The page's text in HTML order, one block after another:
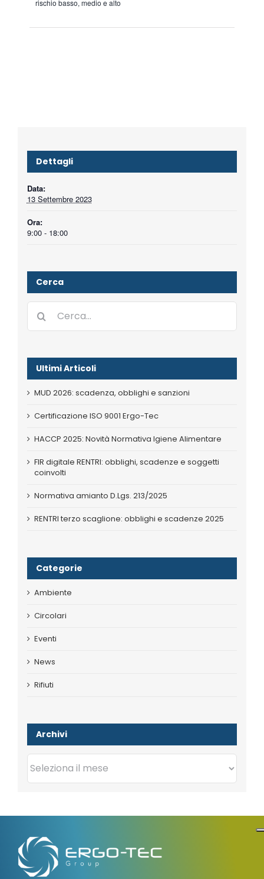
rischio basso, medio e alto
Dettagli
Data:
13 Settembre 2023
Ora:
9:00 - 18:00
Cerca
Cerca
per:
Ultimi Articoli
MUD 2026: scadenza, obblighi e sanzioni
Certificazione ISO 9001 Ergo-Tec
HACCP 2025: Novità Normativa Igiene Alimentare
FIR digitale RENTRI: obblighi, scadenze e soggetti
coinvolti
Normativa amianto D.Lgs. 213/2025
RENTRI terzo scaglione: obblighi e scadenze 2025
Categorie
Ambiente
Circolari
Eventi
News
Rifiuti
Archivi
Archivi